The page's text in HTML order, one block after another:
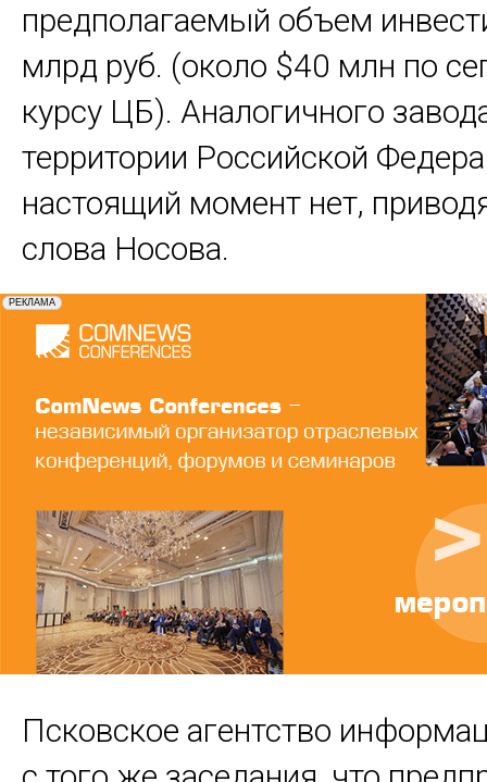
предполагаемый объем
млрд руб. (около $40 млн по
курсу ЦБ). Аналогичного
территории Российской
настоящий момент нет,
слова Носова.
Псковское агентство